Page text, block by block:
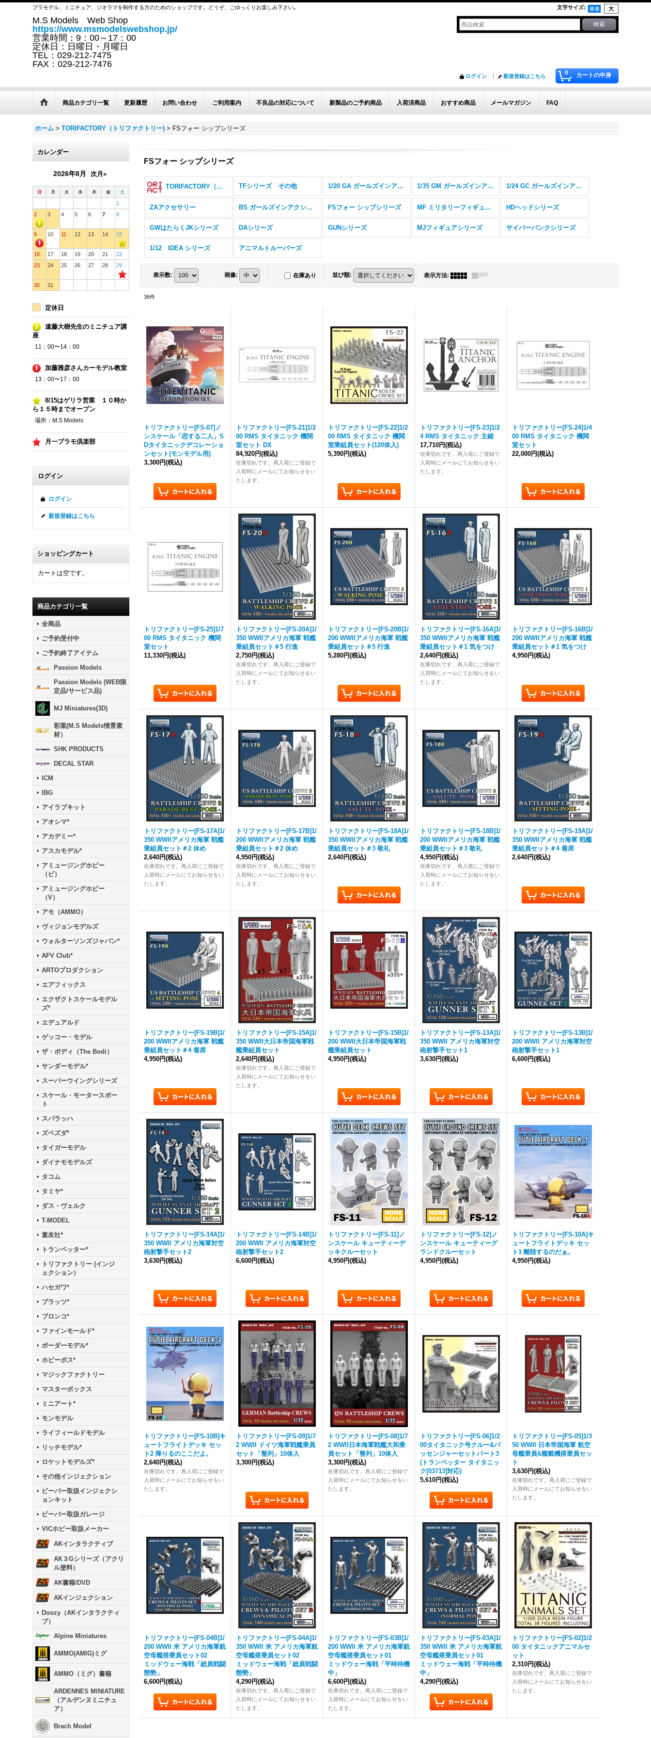
プラモデル、ミニチュア、ジオラマを制作する方のためのショップです。どうぞ、ごゆっくりお楽しみ下さい｡ 文字サイズ:
M.S Models Web Shop
https://www.msmodelswebshop.jp/
営業時間：9：00～17：00
定休日：日曜日・月曜日
TEL：029-212-7475
FAX：029-212-7476
0 カートの中身
ログイン 新規登録はこちら
商品カテゴリ一覧 更新履歴 お問い合わせ ご利用案内 不良品の対応について 新製品のご予約商品 入荷済商品 おすすめ商品 メールマガジン FAQ
ホーム > TORIFACTORY（トリファクトリー) > FSフォー シップシリーズ
カレンダー
2026年8月 次月»
日 月 火 水 木 金 土
1
2
3 4 5 6 7 8
9 10 11 12 13 14 15
16 17 18 19 20 21
22
23
24 25 26 27 28 29
30 31
定休日
遠藤大樹先生のミニチュア講
座
11：00〜14：00
加藤雅彦さんカーモデル教室
13：00〜17：00
8/15はゲリラ営業 １０時か
ら１５時までオープン
場所：M.S Models
月一プラモ倶楽部
ログイン
ログイン
新規登録はこちら
ショッピングカート
カートは空です。
商品カテゴリ一覧
全商品
ご予約受付中
ご予約終了アイテム
Passion Models
Passion Models (WEB限
定品/サービス品)
MJ Miniatures(3D)
彩葉(M.S Models情景素
材）
SHK PRODUCTS
DECAL STAR
ICM
IBG
アイラブキット
アオシマ*
アカデミー*
アスカモデル*
アミュージングホビー
（ビ）
アミュージングホビー
（V）
アモ（AMMO）
ヴィジョンモデルズ
ウォルターソンズジャパン*
AFV Club*
ARTOプロダクション
エアフィックス
エクザクトスケールモデル
ズ*
エデュアルド
ゲッコー・モデル
ザ・ボディ（The Bodi）
サンダーモデル*
スーパーウイングシリーズ
スケール・モータースポー
ト
スパラッハ
ズベズダ*
タイガーモデル
ダイナモモデルズ
タコム
タミヤ*
ダス・ヴェルク
T-MODEL
童友社*
トランペッター*
トリファクトリー (インジ
ェクション）
ハセガワ*
プラッツ*
ブロンコ*
ファインモールド*
ボーダーモデル*
ホビーボス*
マジックファクトリー
マスターボックス
ミニアート*
モンモデル
ライフィールドモデル
リッチモデル*
ロケットモデルズ*
その他インジェクション
ビーバー取扱インジェクシ
ョンキット
ビーバー取扱ガレージ
VICホビー取扱メーカー
AKインタラクティブ
AK３Gシリーズ（アクリ
ル塗料）
AK書籍/DVD
AKインジェクション
Doozy（AKインタラクティ
ブ）
Alpine Miniatures
AMMO(AMIG)ミグ
AMMO（ミグ）書籍
ARDENNES MINIATURE
（アルデンヌミニチュ
ア）
Brach Model
FSフォー シップシリーズ
TORIFACTORY（トリファクトリー) (全商品) TFシリーズ その他 1/20 GA ガールズインアクションシリーズ 1/35 GM ガールズインアクションシリーズ 1/24 GC ガールズインアクションシリーズ
ZAアクセサリー BS ガールズインアクションシリーズ FSフォー シップシリーズ MF ミリタリーフィギュアシリーズ HDヘッドシリーズ
GWはたらくJKシリーズ DAシリーズ GUNシリーズ MJフィギュアシリーズ サイバーパンクシリーズ
1/12 IDEA シリーズ アニマルトルーパーズ
表示数: 画像: 在庫あり 並び順: 表示方法:
36件
トリファクトリー[FS-07]ノ
ンスケール「恋する二人」S
Dタイタニックデコレーショ
ンセット(モンモデル用)
3,300円(税込)
トリファクトリー[FS-21]1/2
00 RMS タイタニック 機関
室セット DX
84,920円(税込)
在庫切れです。再入荷にご登録で
入荷時にメールにてお知らせをい
たします。
トリファクトリー[FS-22]1/2
00 RMS タイタニック 機関
室乗組員セット(120体入)
5,390円(税込)
トリファクトリー[FS-23]1/2
4 RMS タイタニック 主錨
17,710円(税込)
在庫切れです。再入荷にご登録で
入荷時にメールにてお知らせをい
たします。
トリファクトリー[FS-24]1/4
00 RMS タイタニック 機関
室セット
22,000円(税込)
トリファクトリー[FS-25]1/7
00 RMS タイタニック 機関
室セット
11,330円(税込)
トリファクトリー[FS-20A]1/
350 WWIIアメリカ海軍 戦艦
乗組員セット＃5 行進
2,750円(税込)
在庫切れです。再入荷にご登録で
入荷時にメールにてお知らせをい
たします。
トリファクトリー[FS-20B]1/
200 WWIIアメリカ海軍 戦艦
乗組員セット＃5 行進
5,280円(税込)
トリファクトリー[FS-16A]1/
350 WWIIアメリカ海軍 戦艦
乗組員セット＃1 気をつけ
2,640円(税込)
在庫切れです。再入荷にご登録で
入荷時にメールにてお知らせをい
たします。
トリファクトリー[FS-16B]1/
200 WWIIアメリカ海軍 戦艦
乗組員セット＃1 気をつけ
4,950円(税込)
トリファクトリー[FS-17A]1/
350 WWIIアメリカ海軍 戦艦
乗組員セット＃2 休め
2,640円(税込)
在庫切れです。再入荷にご登録で
入荷時にメールにてお知らせをい
たします。
トリファクトリー[FS-17B]1/
200 WWIIアメリカ海軍 戦艦
乗組員セット＃2 休め
4,950円(税込)
在庫切れです。再入荷にご登録で
入荷時にメールにてお知らせをい
たします。
トリファクトリー[FS-18A]1/
350 WWIIアメリカ海軍 戦艦
乗組員セット＃3 敬礼
2,640円(税込)
トリファクトリー[FS-18B]1/
200 WWIIアメリカ海軍 戦艦
乗組員セット＃3 敬礼
4,950円(税込)
在庫切れです。再入荷にご登録で
入荷時にメールにてお知らせをい
たします。
トリファクトリー[FS-19A]1/
350 WWIIアメリカ海軍 戦艦
乗組員セット＃4 着席
2,640円(税込)
トリファクトリー[FS-19B]1/
200 WWIIアメリカ海軍 戦艦
乗組員セット＃4 着席
4,950円(税込)
トリファクトリー[FS-15A]1/
350 WWII大日本帝国海軍戦
艦乗組員セット
2,640円(税込)
在庫切れです。再入荷にご登録で
入荷時にメールにてお知らせをい
たします。
トリファクトリー[FS-15B]1/
200 WWII大日本帝国海軍戦
艦乗組員セット
4,950円(税込)
トリファクトリー[FS-13A]1/
350 WWII アメリカ海軍対空
砲射撃手セット1
3,630円(税込)
トリファクトリー[FS-13B]1/
200 WWII アメリカ海軍対空
砲射撃手セット1
6,600円(税込)
トリファクトリー[FS-14A]1/
350 WWII アメリカ海軍対空
砲射撃手セット2
3,630円(税込)
トリファクトリー[FS-14B]1/
200 WWII アメリカ海軍対空
砲射撃手セット2
6,600円(税込)
トリファクトリー[FS-11]ノ
ンスケール キューティーデ
ッキクルーセット
4,950円(税込)
トリファクトリー[FS-12]ノ
ンスケール キューティーグ
ランドクルーセット
4,950円(税込)
トリファクトリー[FS-10A]キ
ュートフライトデッキ セッ
ト1 離陸するのだぁ。
4,950円(税込)
トリファクトリー[FS-10B]キ
ュートフライトデッキ セッ
ト2 降りるのここだよ。
2,640円(税込)
在庫切れです。再入荷にご登録で
入荷時にメールにてお知らせをい
たします。
トリファクトリー[FS-09]1/7
2 WWII ドイツ海軍戦艦乗員
セット「整列」10体入
3,300円(税込)
トリファクトリー[FS-08]1/7
2 WWII日本海軍戦艦大和乗
員セット「整列」10体入
3,300円(税込)
在庫切れです。再入荷にご登録で
入荷時にメールにてお知らせをい
たします。
トリファクトリー[FS-06]1/2
00タイタニック号クルー&パ
ッセンジャーセットパート3
(トランペッター タイタニッ
ク[03713]対応)
5,610円(税込)
トリファクトリー[FS-05]1/3
50 WWII 日本帝国海軍 航空
母艦乗員&艦載機搭乗員セッ
ト
3,630円(税込)
在庫切れです。再入荷にご登録で
入荷時にメールにてお知らせをい
たします。
トリファクトリー[FS-04B]1/
200 WWII 米 アメリカ海軍航
空母艦搭乗員セット02
ミッドウェー海戦「総員戦闘
態勢」
6,600円(税込)
トリファクトリー[FS-04A]1/
350 WWII 米 アメリカ海軍航
空母艦搭乗員セット02
ミッドウェー海戦「総員戦闘
態勢」
4,290円(税込)
在庫切れです。再入荷にご登録で
入荷時にメールにてお知らせをい
たします。
トリファクトリー[FS-03B]1/
200 WWII 米 アメリカ海軍航
空母艦搭乗員セット01
ミッドウェー海戦「平時待機
中」
6,600円(税込)
在庫切れです。再入荷にご登録で
入荷時にメールにてお知らせをい
たします。
トリファクトリー[FS-03A]1/
350 WWII 米 アメリカ海軍航
空母艦搭乗員セット01
ミッドウェー海戦「平時待機
中」
4,290円(税込)
トリファクトリー[FS-02]1/2
00 タイタニックアニマルセ
ット
2,310円(税込)
在庫切れです。再入荷にご登録で
入荷時にメールにてお知らせをい
たします。